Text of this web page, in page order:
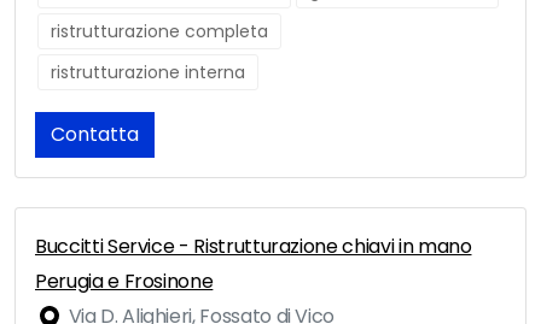
ristrutturazione completa
ristrutturazione interna
Contatta
Buccitti Service - Ristrutturazione chiavi in mano
Perugia e Frosinone
Via D. Alighieri, Fossato di Vico